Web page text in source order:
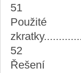
51
Použité
52
Řešení